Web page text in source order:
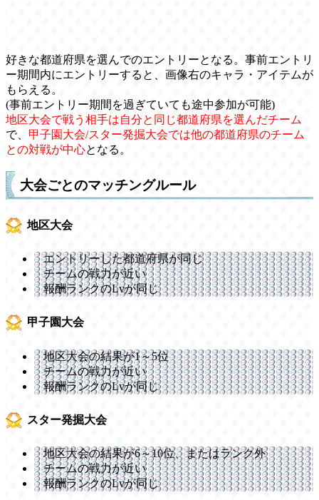
好きな都道府県を選んでのエントリーとなる。事前エントリ
ー期間内にエントリーすると、画像右のキャラ・アイテムが
もらえる。
(事前エントリー期間を過ぎていても途中参加が可能)
地区大会で戦う相手は自分と同じ都道府県を選んだチーム
で、 甲子園大会/スター発掘大会では他の都道府県のチーム
との対戦が中心となる。
大会ごとのマッチングルール
地区大会
エントリーした都道府県が同じ
チームの戦力が近い
報酬ランクのLvが同じ
甲子園大会
地区大会の結果が1～5位
チームの戦力が近い
報酬ランクのLvが同じ
スター発掘大会
地区大会の結果が6～10位、またはランク外
チームの戦力が近い
報酬ランクのLvが同じ